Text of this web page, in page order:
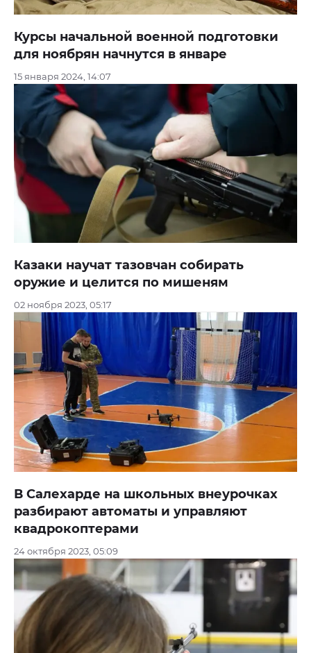
Курсы начальной военной подготовки
для ноябрян начнутся в январе
15 января 2024, 14:07
Казаки научат тазовчан собирать
оружие и целится по мишеням
02 ноября 2023, 05:17
В Салехарде на школьных внеурочках
разбирают автоматы и управляют
квадрокоптерами
24 октября 2023, 05:09